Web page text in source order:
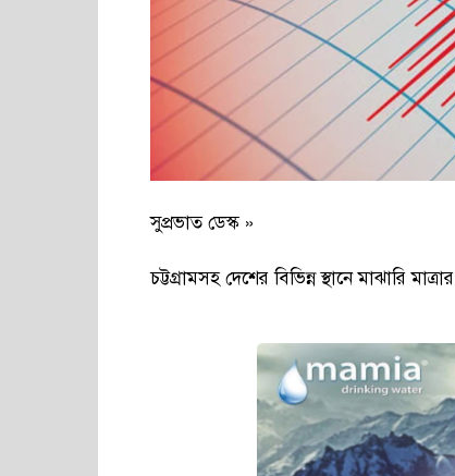
সুপ্রভাত ডেস্ক »
চট্টগ্রামসহ দেশের বিভিন্ন স্থানে মাঝারি